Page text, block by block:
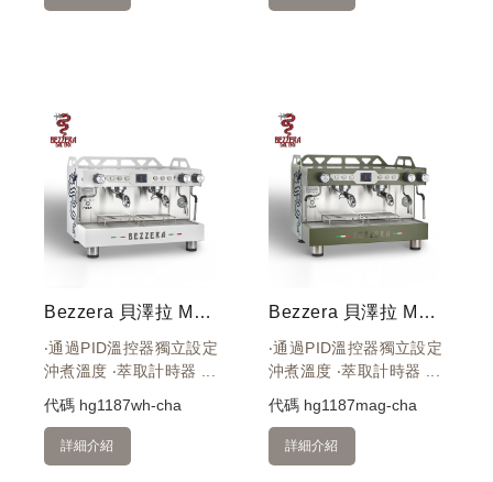
Bezzera 貝澤拉 MODA PID Display 雙孔營業機 220V (白色)
‧通過PID溫控器獨立設定
沖煮溫度 ‧萃取計時器 ...
代碼 hg1187wh-cha
詳細介紹
Bezzera 貝澤拉 MODA PID Display 雙孔營業機 220V (霧軍綠色)
‧通過PID溫控器獨立設定
沖煮溫度 ‧萃取計時器 ...
代碼 hg1187mag-cha
詳細介紹